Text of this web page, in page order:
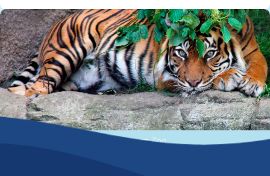
© Aalborg Zoo